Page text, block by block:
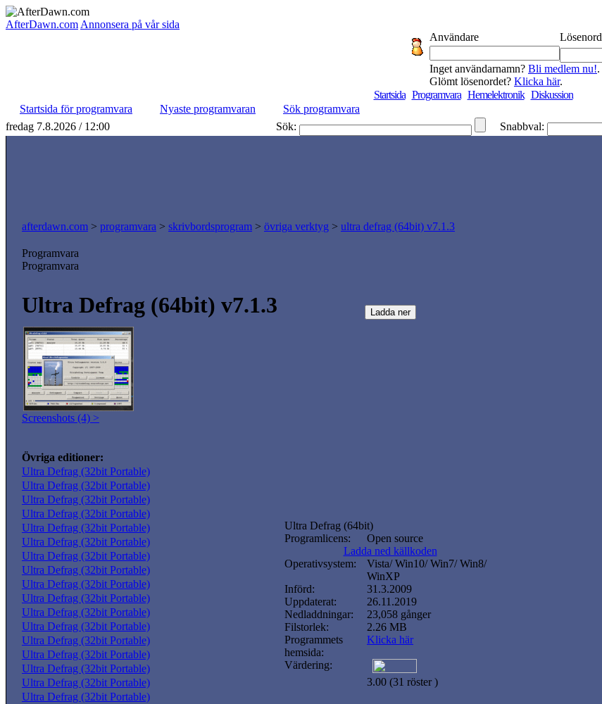
AfterDawn.com Annonsera på vår sida
Användare
Lösenord
Inget användarnamn? Bli medlem nu!.
Glömt lösenordet? Klicka här.
Startsida Programvara Hemelektronik Diskussion
Startsida för programvara
Nyaste programvaran
Sök programvara
fredag 7.8.2026 / 12:00
Sök: Snabbval:
afterdawn.com > programvara > skrivbordsprogram > övriga verktyg > ultra defrag (64bit) v7.1.3
Programvara
Programvara
Ultra Defrag (64bit) v7.1.3
Screenshots (4) >
Övriga editioner:
Ultra Defrag (32bit Portable)
Ultra Defrag (32bit Portable)
Ultra Defrag (32bit Portable)
Ultra Defrag (32bit Portable)
Ultra Defrag (32bit Portable)
Ultra Defrag (32bit Portable)
Ultra Defrag (32bit Portable)
Ultra Defrag (32bit Portable)
Ultra Defrag (32bit Portable)
Ultra Defrag (32bit Portable)
Ultra Defrag (32bit Portable)
Ultra Defrag (32bit Portable)
Ultra Defrag (32bit Portable)
Ultra Defrag (32bit Portable)
Ultra Defrag (32bit Portable)
Ultra Defrag (32bit Portable)
Ultra Defrag (32bit Portable)
Ultra Defrag (64bit)
Programlicens:
Open source
Ladda ned källkoden
Operativsystem:
Vista/ Win10/ Win7/ Win8/
WinXP
Införd:
31.3.2009
Uppdaterat:
26.11.2019
Nedladdningar:
23,058 gånger
Filstorlek:
2.26 MB
Programmets
hemsida:
Klicka här
Värdering:
3.00 (31 röster )